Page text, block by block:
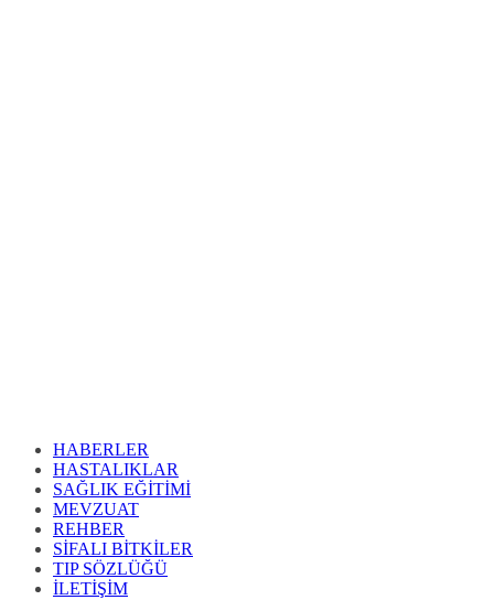
HABERLER
HASTALIKLAR
SAĞLIK EĞİTİMİ
MEVZUAT
REHBER
SİFALI BİTKİLER
TIP SÖZLÜĞÜ
İLETİŞİM